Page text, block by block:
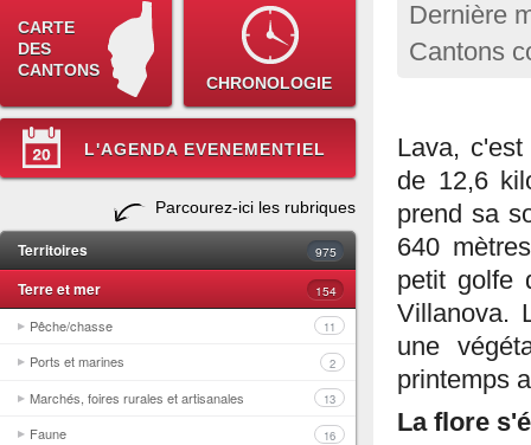
CARTE
DES
CANTONS
CHRONOLOGIE
L'AGENDA EVENEMENTIEL
Parcourez-ici les rubriques
Territoires 975
Terre et mer 154
Pêche/chasse 11
Ports et marines 2
Marchés, foires rurales et artisanales 13
Faune 16
Dernière
Cantons
Lava,
de 12,6
prend sa
640
petit golfe
Villanova.
une
printemps
La flore